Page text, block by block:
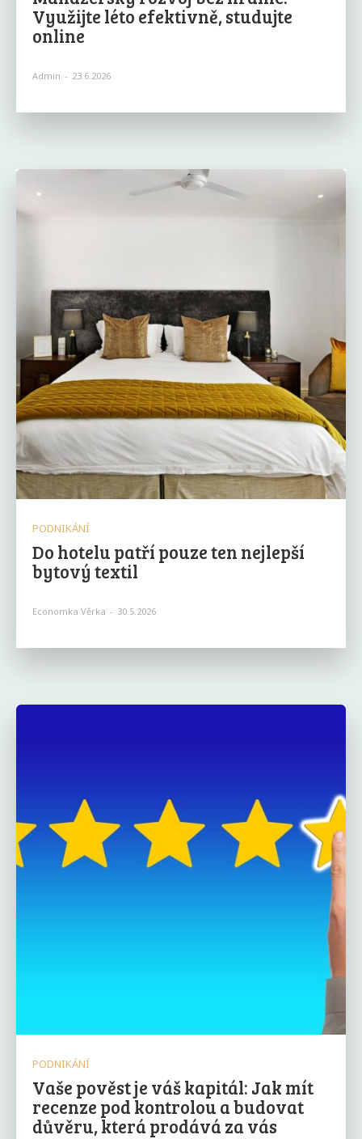
Využijte léto efektivně, studujte
online
Admin - 23.6.2026
PODNIKÁNÍ
Do hotelu patří pouze ten nejlepší
bytový textil
Economka Věrka - 30.5.2026
PODNIKÁNÍ
Vaše pověst je váš kapitál: Jak mít
recenze pod kontrolou a budovat
důvěru, která prodává za vás